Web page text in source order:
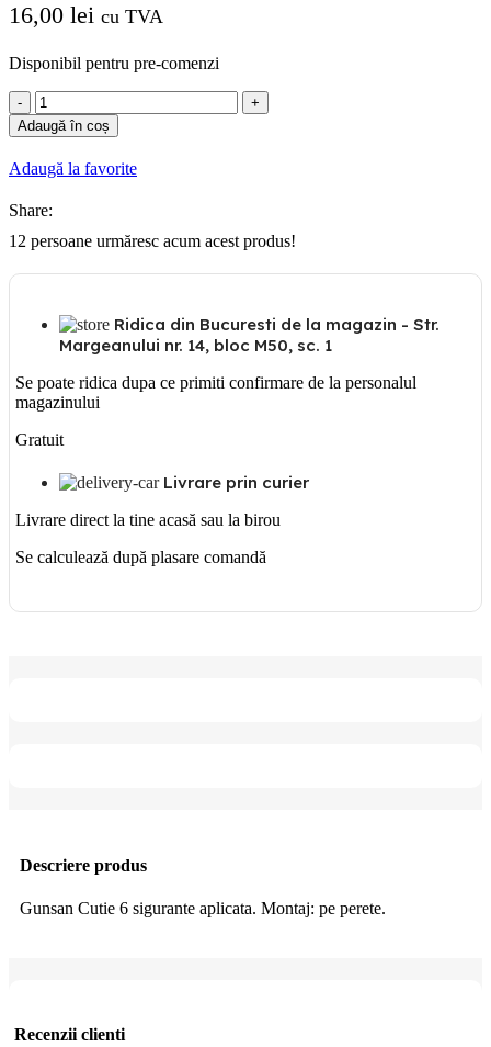
16,00 lei cu TVA
Disponibil pentru pre-comenzi
Cantitate
Gunsan
Cutie
sigurante
Adaugă în coș
Adaugă la favorite
Share:
12 persoane urmăresc acum acest produs!
Ridica din Bucuresti de la magazin - Str.
Margeanului nr. 14, bloc M50, sc. 1
Se poate ridica dupa ce primiti confirmare de la personalul
magazinului
Gratuit
Livrare prin curier
Livrare direct la tine acasă sau la birou
Se calculează după plasare comandă
Descriere produs
Gunsan Cutie 6 sigurante aplicata. Montaj: pe perete.
Recenzii clienti